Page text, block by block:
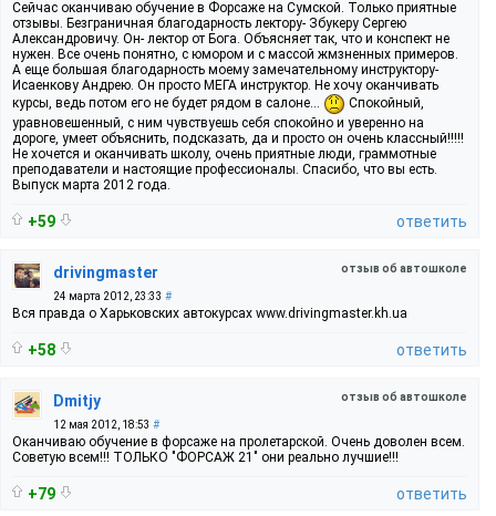
Сейчас оканчиваю обучение в Форсаже на Сумской. Только приятные
отзывы. Безграничная благодарность лектору- Збукеру Сергею
Александровичу. Он- лектор от Бога. Объясняет так, что и конспект не
нужен. Все очень понятно, с юмором и с массой жмзненных примеров.
А еще большая благодарность моему замечательному инструктору-
Исаенкову Андрею. Он просто МЕГА инструктор. Не хочу оканчивать
курсы, ведь потом его не будет рядом в салоне...
Спокойный,
уравновешенный, с ним чувствуешь себя спокойно и уверенно на
дороге, умеет объяснить, подсказать, да и просто он очень классный!!!!!
Не хочется и оканчивать школу, очень приятные люди, граммотные
преподаватели и настоящие профессионалы. Спасибо, что вы есть.
Выпуск марта 2012 года.
+59 ответить
отзыв об автошколе
drivingmaster
24 марта 2012, 23:33 #
Вся правда о Харьковских автокурсах www.drivingmaster.kh.ua
+58 ответить
отзыв об автошколе
Dmitjy
12 мая 2012, 18:53 #
Оканчиваю обучение в форсаже на пролетарской. Очень доволен всем.
Советую всем!!! ТОЛЬКО "ФОРСАЖ 21" они реально лучшие!!!
+79 ответить